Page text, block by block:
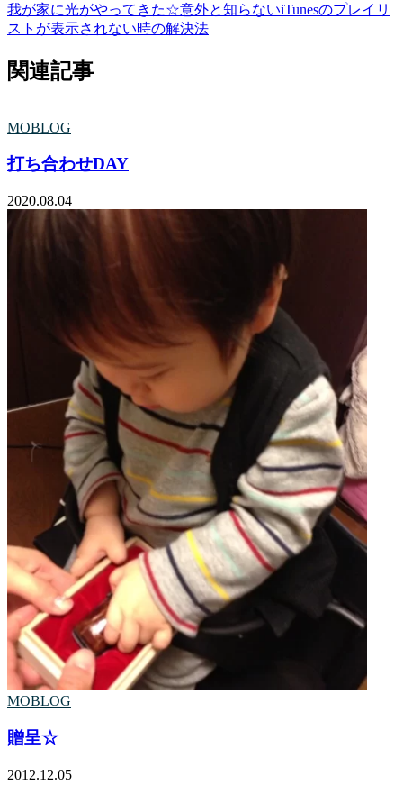
我が家に光がやってきた☆意外と知らないiTunesのプレイリ
ストが表示されない時の解決法
関連記事
MOBLOG
打ち合わせDAY
2020.08.04
MOBLOG
贈呈☆
2012.12.05